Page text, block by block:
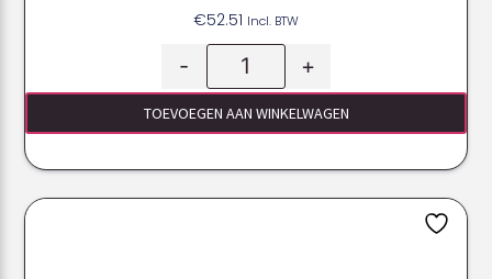
€52.51 Incl. BTW
- +
TOEVOEGEN AAN WINKELWAGEN